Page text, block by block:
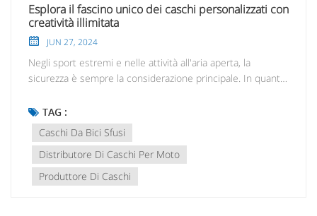
Esplora il fascino unico dei caschi personalizzati con
creatività illimitata
JUN 27, 2024
Negli sport estremi e nelle attività all'aria aperta, la
sicurezza è sempre la considerazione principale. In quanto
personalizzati non solo garantiscono protezione di
sicurezza, ma integrano anche un design personalizzato,
mostrando il loro stile e gusto unici. ? Sicurezza e stile: i
caschi personalizzati sono realizzati con materiali di alta
qualità e tecnologia avanzata, combinando sicurezza e
comfort per fornire una protezione completa della testa.
TAG :
Caschi Da Bici Sfusi
Distributore Di Caschi Per Moto
Produttore Di Caschi